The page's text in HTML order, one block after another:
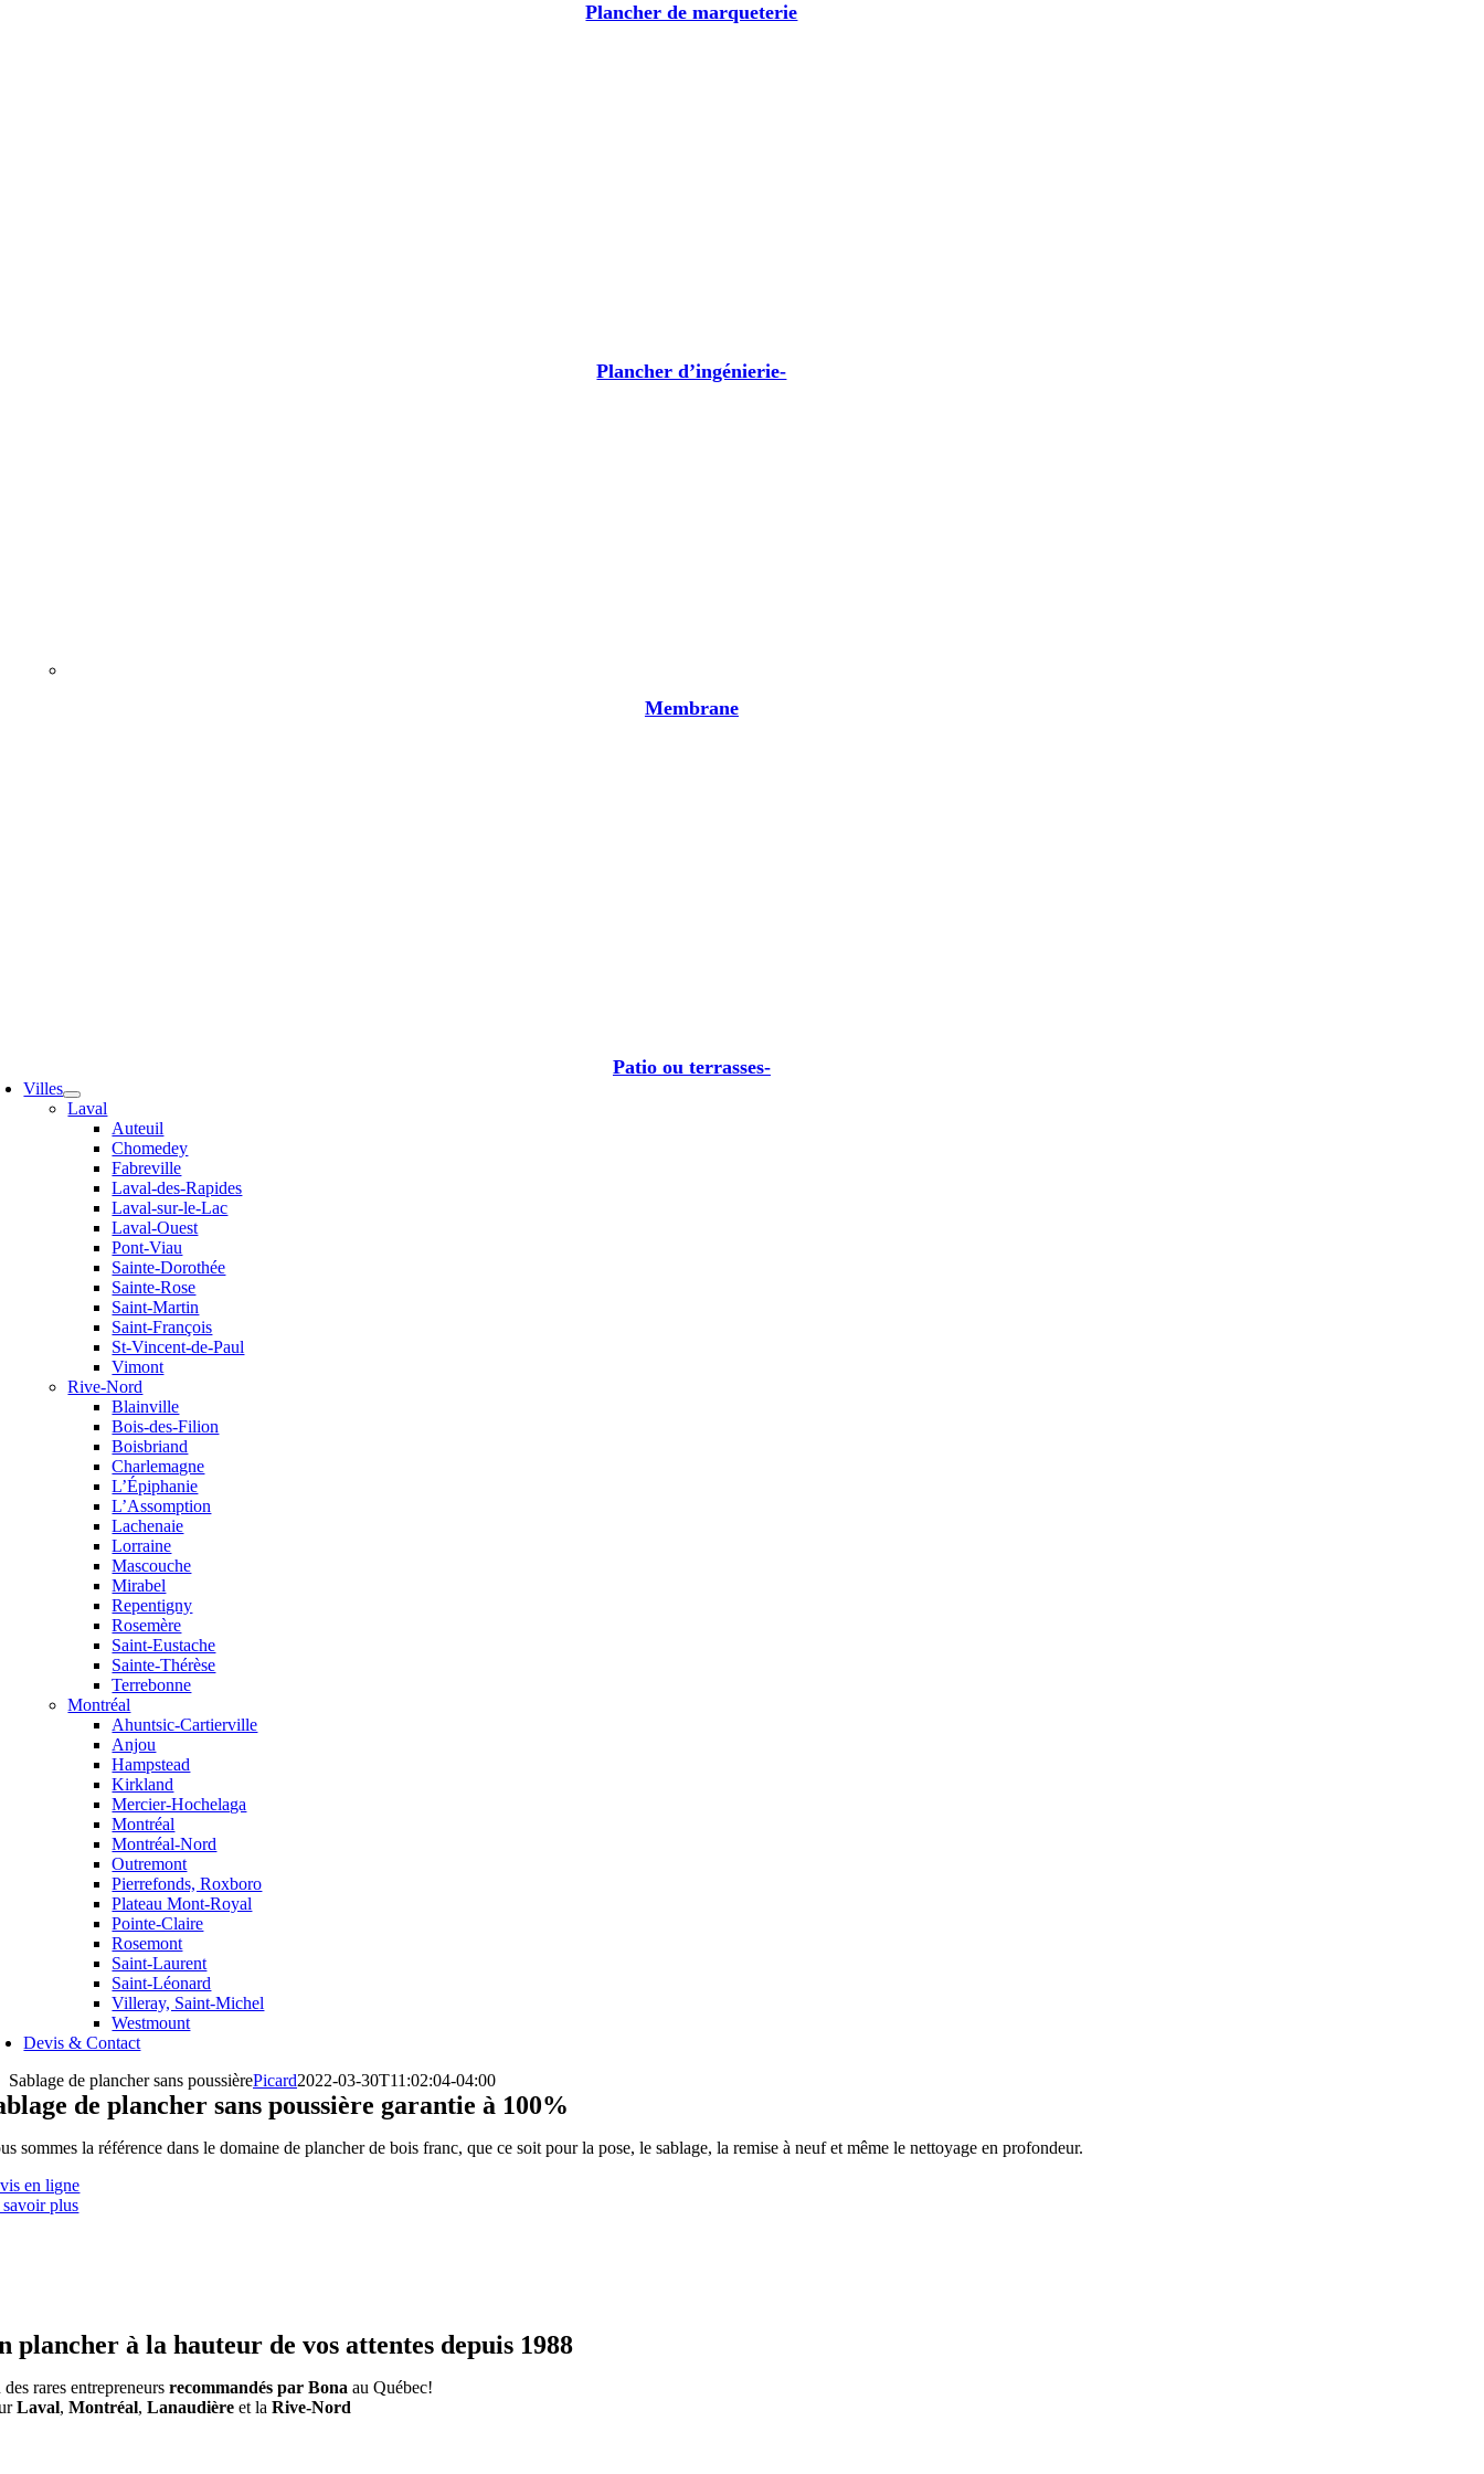
Plancher de marqueterie
Plancher d’ingénierie-
Membrane
Patio ou terrasses-
Villes
Laval
Auteuil
Chomedey
Fabreville
Laval-des-Rapides
Laval-sur-le-Lac
Laval-Ouest
Pont-Viau
Sainte-Dorothée
Sainte-Rose
Saint-Martin
Saint-François
St-Vincent-de-Paul
Vimont
Rive-Nord
Blainville
Bois-des-Filion
Boisbriand
Charlemagne
L’Épiphanie
L’Assomption
Lachenaie
Lorraine
Mascouche
Mirabel
Repentigny
Rosemère
Saint-Eustache
Sainte-Thérèse
Terrebonne
Montréal
Ahuntsic-Cartierville
Anjou
Hampstead
Kirkland
Mercier-Hochelaga
Montréal
Montréal-Nord
Outremont
Pierrefonds, Roxboro
Plateau Mont-Royal
Pointe-Claire
Rosemont
Saint-Laurent
Saint-Léonard
Villeray, Saint-Michel
Westmount
Devis & Contact
Sablage de plancher sans poussièrePicard2022-03-30T11:02:04-04:00
de plancher sans poussière garantie à 100%
sommes la référence dans le domaine de plancher de bois franc, que ce soit pour la pose, le sablage, la remise à neuf et même le nettoyage en profondeur.
en ligne
plus
plancher à la hauteur de vos attentes depuis 1988
des rares entrepreneursrecommandés par Bonaau Québec!
Laval,Montréal,Lanaudière et laRive-Nord